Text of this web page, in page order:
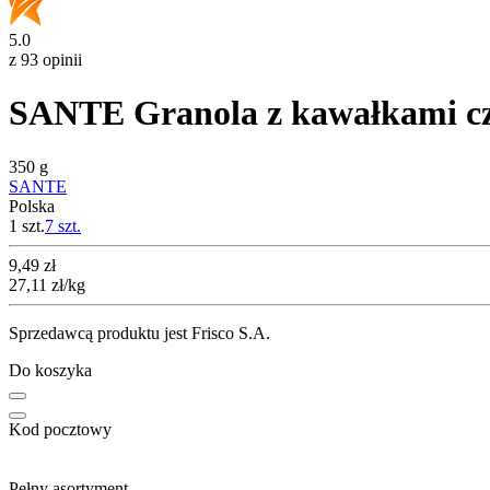
5.0
z 93 opinii
SANTE Granola z kawałkami
350 g
SANTE
Polska
1 szt.7 szt.
Cena
9,49 zł
27,11 zł/kg
Sprzedawcą produktu jest Frisco S.A.
Do koszyka
Kod pocztowy